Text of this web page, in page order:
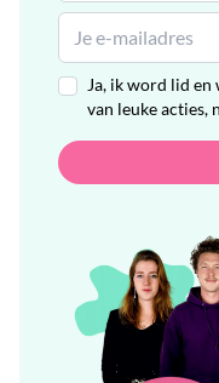
Ja, ik word lid en
van leuke acties,